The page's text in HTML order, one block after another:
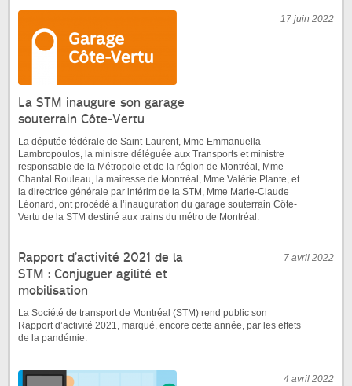
17 juin 2022
La STM inaugure son garage
souterrain Côte-Vertu
La députée fédérale de Saint-Laurent, Mme Emmanuella
Lambropoulos, la ministre déléguée aux Transports et ministre
responsable de la Métropole et de la région de Montréal, Mme
Chantal Rouleau, la mairesse de Montréal, Mme Valérie Plante, et
la directrice générale par intérim de la STM, Mme Marie-Claude
Léonard, ont procédé à l’inauguration du garage souterrain Côte-
Vertu de la STM destiné aux trains du métro de Montréal.
7 avril 2022
Rapport d’activité 2021 de la
STM : Conjuguer agilité et
mobilisation
La Société de transport de Montréal (STM) rend public son
Rapport d’activité 2021, marqué, encore cette année, par les effets
de la pandémie.
4 avril 2022